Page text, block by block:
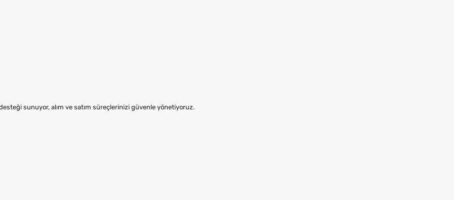
sunuyor, alım ve satım süreçlerinizi güvenle yönetiyoruz.